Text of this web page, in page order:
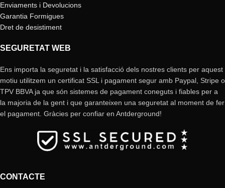
Enviaments i Devolucions
Garantia Formigues
Dret de desistiment
SEGURETAT WEB
Ens importa la seguretat i la satisfacció dels nostres clients per aquest
motiu utilitzem un certificat SSL i pagament segur amb Paypal, Stripe o
TPV BBVA ja que són sistemes de pagament coneguts i fiables per a
la majoria de la gent i que garanteixen una seguretat al moment de fer
el pagament. Gràcies per confiar en Antderground!
CONTACTE